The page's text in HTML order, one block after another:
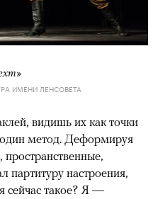
ИМЕНИ ЛЕНСОВЕТА
видишь их как точки
метод. Деформируя
партитуру настроения,
сейчас такое? Я —